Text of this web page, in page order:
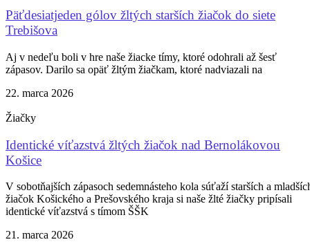
Päťdesiatjeden gólov žltých starších žiačok do siete
Trebišova
Aj v nedeľu boli v hre naše žiacke tímy, ktoré odohrali až šesť
zápasov. Darilo sa opäť žltým žiačkam, ktoré nadviazali na
22. marca 2026
Žiačky
Identické víťazstvá žltých žiačok nad Bernolákovou
Košice
V sobotňajších zápasoch sedemnásteho kola súťaží starších a
žiačok Košického a Prešovského kraja si naše žlté žiačky pripísali
identické víťazstvá s tímom ŠŠK
21. marca 2026